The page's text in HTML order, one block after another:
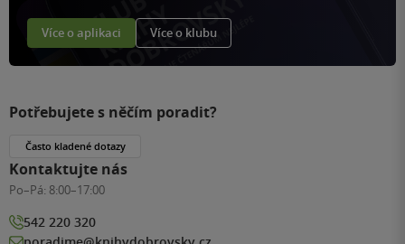
Více o aplikaci Více o klubu
Potřebujete s něčím poradit?
Často kladené dotazy
Kontaktujte nás
Po–Pá: 8:00–17:00
542 220 320